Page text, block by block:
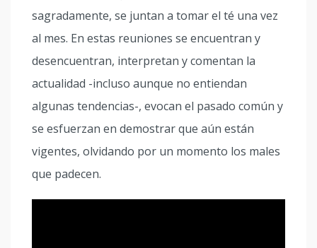
sagradamente, se juntan a tomar el té una vez
al mes. En estas reuniones se encuentran y
desencuentran, interpretan y comentan la
actualidad -incluso aunque no entiendan
algunas tendencias-, evocan el pasado común y
se esfuerzan en demostrar que aún están
vigentes, olvidando por un momento los males
que padecen.